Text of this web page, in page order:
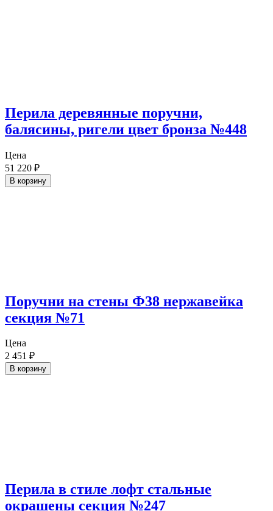
Перила деревянные поручни,
балясины, ригели цвет бронза №448
Цена
51 220 ₽
В корзину
Поручни на стены Ф38 нержавейка
секция №71
Цена
2 451 ₽
В корзину
Перила в стиле лофт стальные
окрашены секция №247